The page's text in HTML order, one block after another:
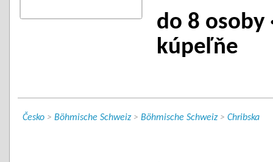
do 8 osoby
kúpeľňe
Česko > Böhmische Schweiz> Böhmische Schweiz> Chribska